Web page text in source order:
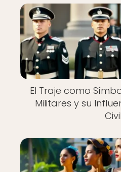
El Traje como
Militares y su
Civil